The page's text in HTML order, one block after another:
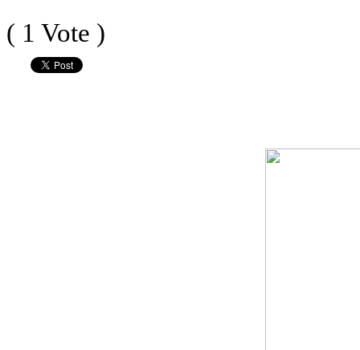
( 1 Vote )